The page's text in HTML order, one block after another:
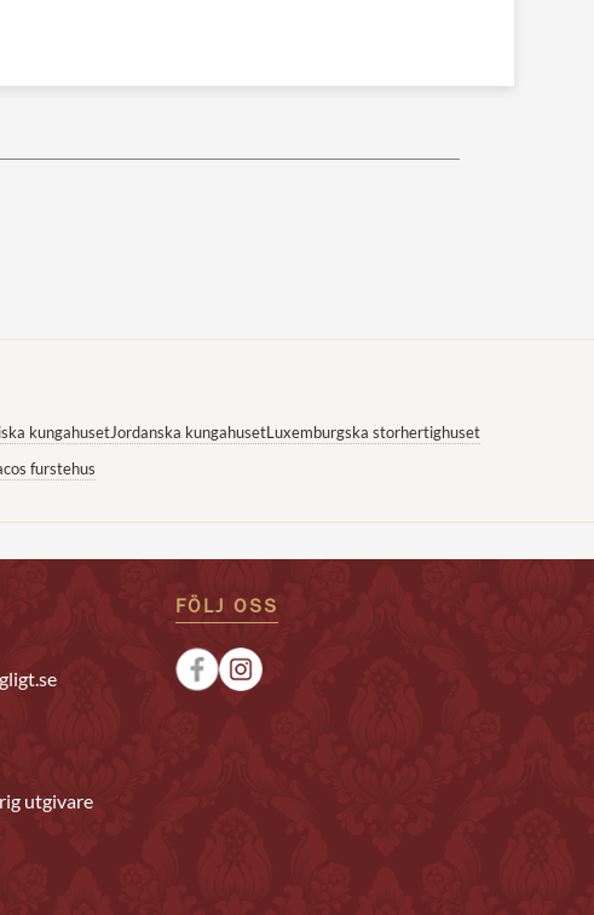
kungahusetJordanska kungahusetLuxemburgska storhertighuset
furstehus
utgivare
FÖLJ OSS